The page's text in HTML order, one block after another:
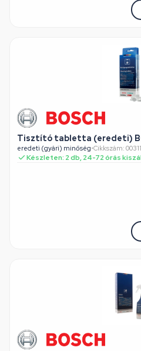
Tisztító tabletta (eredeti)
eredeti (gyári) minőség•Cikkszám:
Készleten: 2 db, 24-72 órás